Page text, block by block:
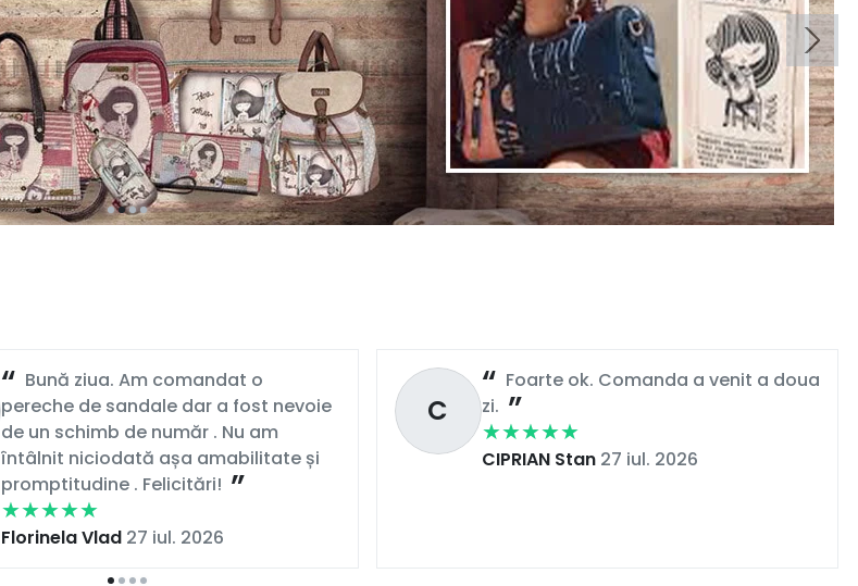
Bună ziua. Am comandat o
pereche de sandale dar a fost nevoie
de un schimb de număr . Nu am
întâlnit niciodată așa amabilitate și
promptitudine . Felicitări!
Florinela Vlad 27 iul. 2026
C
Foarte ok. Comanda a venit a doua
zi.
CIPRIAN Stan 27 iul. 2026